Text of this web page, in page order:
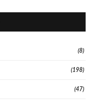
(8)
(198)
(47)